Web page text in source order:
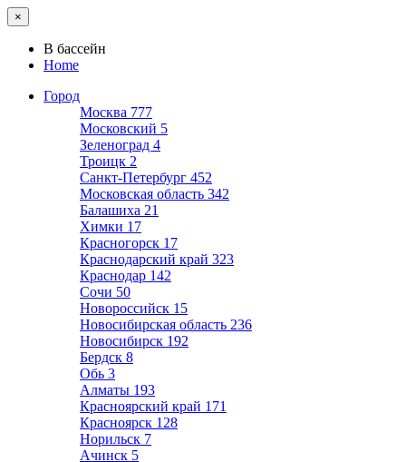
×
В бассейн
Home
Город
Москва 777
Московский 5
Зеленоград 4
Троицк 2
Санкт-Петербург 452
Московская область 342
Балашиха 21
Химки 17
Красногорск 17
Краснодарский край 323
Краснодар 142
Сочи 50
Новороссийск 15
Новосибирская область 236
Новосибирск 192
Бердск 8
Обь 3
Алматы 193
Красноярский край 171
Красноярск 128
Норильск 7
Ачинск 5